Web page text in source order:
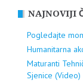
NAJNOVIJI
Pogledajte
Humanitarna
Maturanti
Sjenice (Video)